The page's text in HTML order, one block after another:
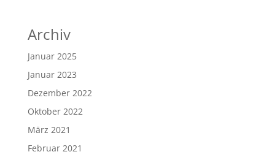
Archiv
Januar 2025
Januar 2023
Dezember 2022
Oktober 2022
März 2021
Februar 2021